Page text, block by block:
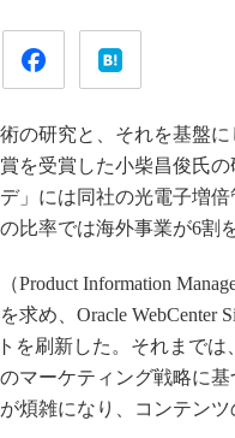
の研究と、それを基盤
を受賞した小柴昌俊氏
」には同社の光電子増
比率では海外事業が6割
Information
め、Oracle WebCenter
を刷新した。それまでは
マーケティング戦略に
煩雑になり、コンテン